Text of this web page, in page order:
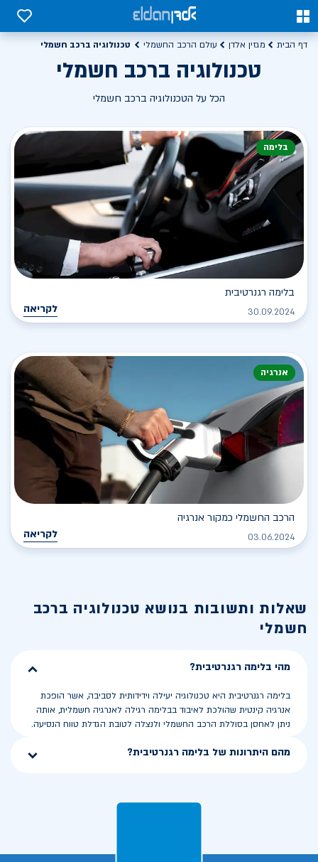
0
0
דף הבית מגזין אלדן עולם הרכב החשמלי טכנולוגיה ברכב חשמלי
טכנולוגיה ברכב חשמלי
הכל על הטכנולוגיה ברכב חשמלי
בלימה
בלימה רגנרטיבית
30.09.2024 לקריאה
אנרגיה
הרכב החשמלי כמקור אנרגיה
03.06.2024 לקריאה
שאלות ותשובות בנושא טכנולוגיה ברכב
חשמלי
מהי בלימה רגנרטיבית?
בלימה רגנרטיבית היא טכנולוגיה יעילה וידידותית לסביבה, אשר הופכת
אנרגיה קינטית שהולכת לאיבוד בבלימה רגילה לאנרגיה חשמלית, אותה
ניתן לאחסן בסוללת הרכב החשמלי ולנצלה לטובת הגדלת טווח הנסיעה.
מהם היתרונות של בלימה רגנרטיבית?